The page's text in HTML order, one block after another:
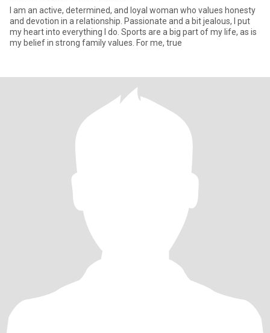
I am an active, determined, and loyal woman who values honesty
and devotion in a relationship. Passionate and a bit jealous, I put
my heart into everything I do. Sports are a big part of my life, as is
my belief in strong family values. For me, true